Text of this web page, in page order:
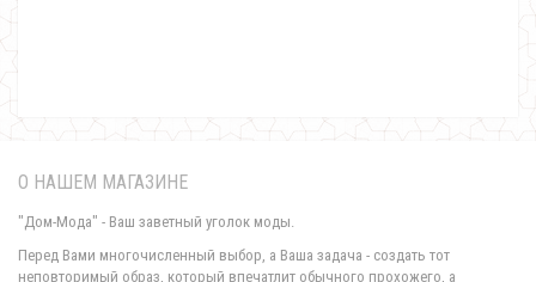
О НАШЕМ МАГАЗИНЕ
"Дом-Мода" - Ваш заветный уголок моды.
Перед Вами многочисленный выбор, а Ваша задача - создать тот
неповторимый образ, который впечатлит обычного прохожего, а